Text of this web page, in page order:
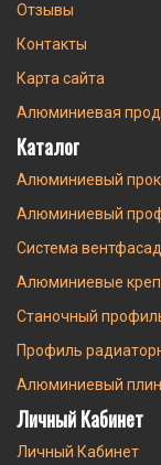
Отзывы
Контакты
Карта сайта
Алюминиевая
Каталог
Алюминиевый
Алюминиевый
Система вентфасад
Алюминиевые
Станочный
Профиль
Алюминиевый
Личный Кабинет
Личный Кабинет